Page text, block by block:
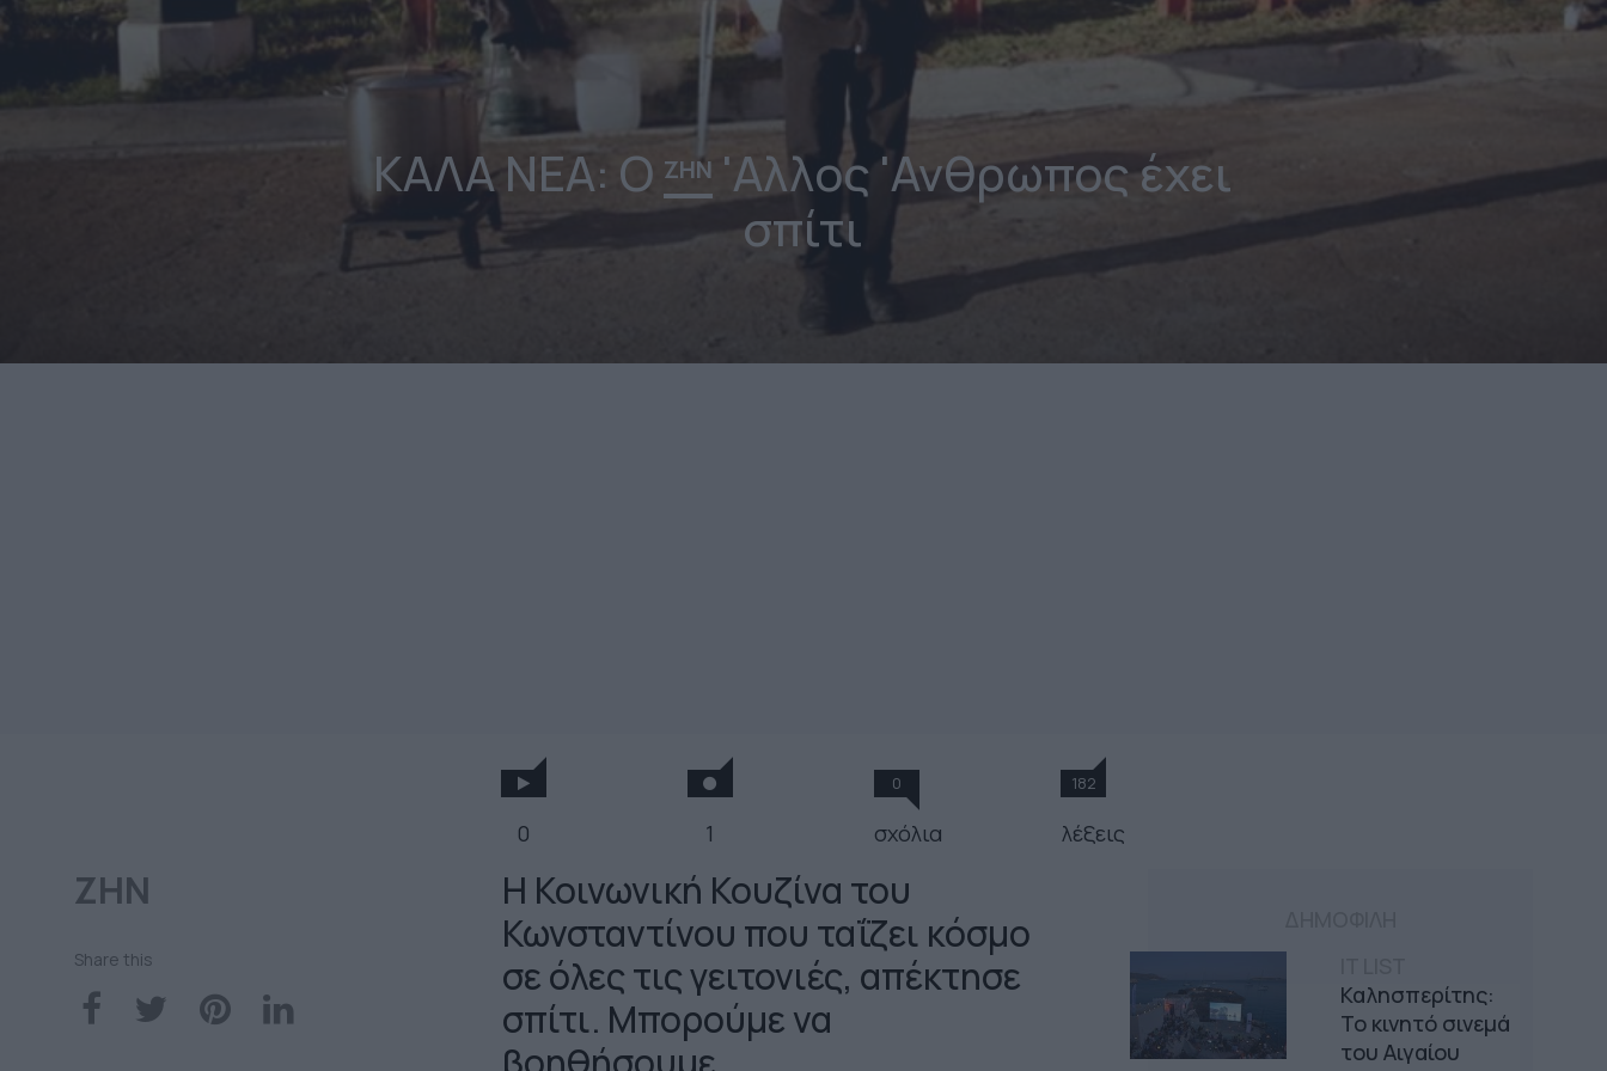
ΚΑΛΑ ΝΕΑ: Ο ΖΗΝ 'Αλλος 'Ανθρωπος έχει
σπίτι
0 1
0
σχόλια
182
λέξεις
ΖΗΝ
Share this
Καλησπερίτης:
Το κινητό σινεμά
του Αιγαίου
Η Κοινωνική Κουζίνα του
Κωνσταντίνου που ταΐζει κόσμο
σε όλες τις γειτονιές, απέκτησε
σπίτι. Μπορούμε να